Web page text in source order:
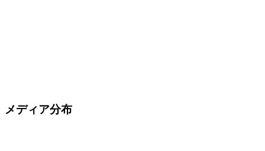
メディア分布